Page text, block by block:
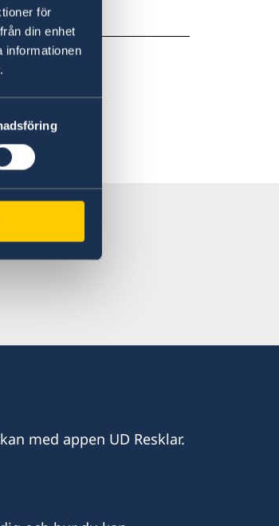
för
din enhet
informationen
turism
med appen UD Resklar.